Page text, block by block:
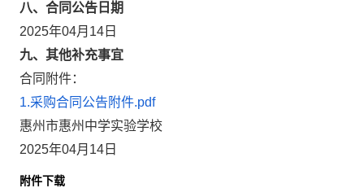
八、合同公告日期
2025年04月14日
九、其他补充事宜
合同附件：
1.采购合同公告附件.pdf
惠州市惠州中学实验学校
2025年04月14日
附件下载